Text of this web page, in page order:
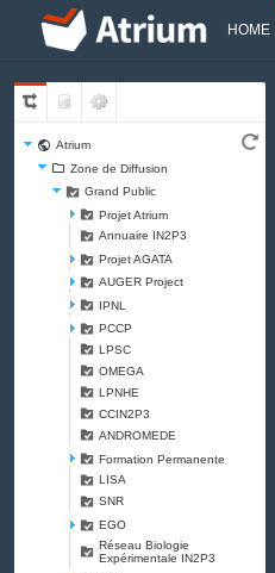
HOME
Atrium
Zone de Diffusion
Grand Public
Projet Atrium
Annuaire IN2P3
Projet AGATA
AUGER Project
IPNL
PCCP
LPSC
OMEGA
LPNHE
CCIN2P3
ANDROMEDE
Formation Permanente
LISA
SNR
EGO
Réseau Biologie
Expérimentale IN2P3